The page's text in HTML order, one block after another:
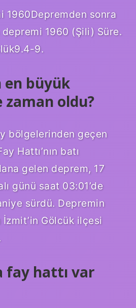
1960Depremden sonra
1960 (Şili) Süre.
9.
en büyük
zaman oldu?
bölgelerinden geçen
Hattı’nın batı
gelen deprem, 17
günü saat 03:01’de
sürdü. Depremin
Gölcük ilçesi
fay hattı var